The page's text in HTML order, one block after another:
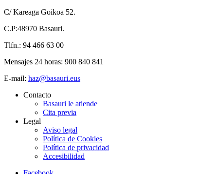
C/ Kareaga Goikoa 52.
C.P:48970 Basauri.
Tlfn.: 94 466 63 00
Mensajes 24 horas: 900 840 841
E-mail: haz@basauri.eus
Contacto
Basauri le atiende
Cita previa
Legal
Aviso legal
Política de Cookies
Política de privacidad
Accesibilidad